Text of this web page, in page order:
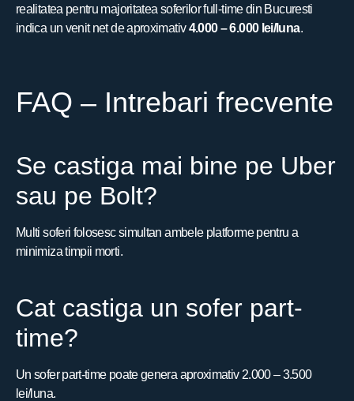
realitatea pentru majoritatea soferilor full-time din Bucuresti
indica un venit net de aproximativ4.000 – 6.000 lei/luna.
FAQ – Intrebari frecvente
Se castiga mai bine pe Uber
sau pe Bolt?
Multi soferi folosesc simultan ambele platforme pentru a
minimiza timpii morti.
Cat castiga un sofer part-
time?
Un sofer part-time poate genera aproximativ 2.000 – 3.500
lei/luna.